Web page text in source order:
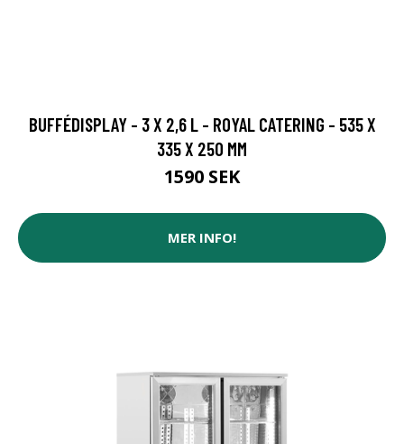
BUFFÉDISPLAY - 3 X 2,6 L - ROYAL CATERING - 535 X
335 X 250 MM
1590 SEK
MER INFO!